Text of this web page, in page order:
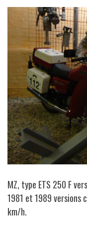
MZ, type ETS 250 F
1981 et 1989 versions
km/h.